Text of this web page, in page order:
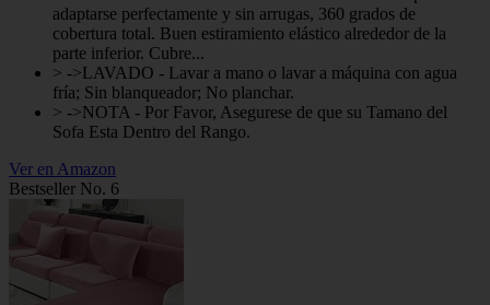
adaptarse perfectamente y sin arrugas, 360 grados de
cobertura total. Buen estiramiento elástico alrededor de la
parte inferior. Cubre...
> ->LAVADO - Lavar a mano o lavar a máquina con agua
fría; Sin blanqueador; No planchar.
> ->NOTA - Por Favor, Asegurese de que su Tamano del
Sofa Esta Dentro del Rango.
Ver en Amazon
Bestseller No. 6